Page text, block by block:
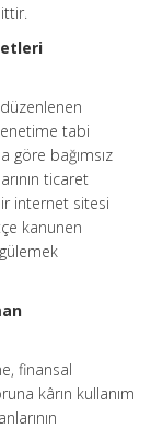
tabi
göre bağımsız
ticaret
internet sitesi
kanunen
finansal
kârın kullanım